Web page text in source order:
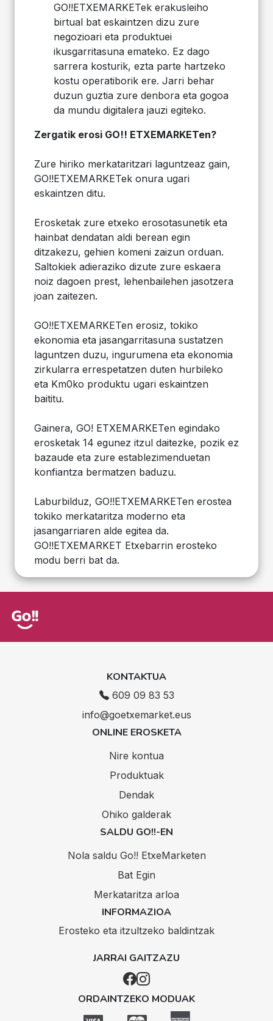
GO!!ETXEMARKETek erakusleiho
birtual bat eskaintzen dizu zure
negozioari eta produktuei
ikusgarritasuna emateko. Ez dago
sarrera kosturik, ezta parte hartzeko
kostu operatiborik ere. Jarri behar
duzun guztia zure denbora eta gogoa
da mundu digitalera jauzi egiteko.
Zergatik erosi GO!! ETXEMARKETen?
Zure hiriko merkataritzari laguntzeaz gain,
GO!!ETXEMARKETek onura ugari
eskaintzen ditu.
Erosketak zure etxeko erosotasunetik eta
hainbat dendatan aldi berean egin
ditzakezu, gehien komeni zaizun orduan.
Saltokiek adieraziko dizute zure eskaera
noiz dagoen prest, lehenbailehen jasotzera
joan zaitezen.
GO!!ETXEMARKETen erosiz, tokiko
ekonomia eta jasangarritasuna sustatzen
laguntzen duzu, ingurumena eta ekonomia
zirkularra errespetatzen duten hurbileko
eta Km0ko produktu ugari eskaintzen
baititu.
Gainera, GO! ETXEMARKETen egindako
erosketak 14 egunez itzul daitezke, pozik ez
bazaude eta zure establezimenduetan
konfiantza bermatzen baduzu.
Laburbilduz, GO!!ETXEMARKETen erostea
tokiko merkataritza moderno eta
jasangarriaren alde egitea da.
GO!!ETXEMARKET Etxebarrin erosteko
modu berri bat da.
KONTAKTUA
609 09 83 53
info@goetxemarket.eus
ONLINE EROSKETA
Nire kontua
Produktuak
Dendak
Ohiko galderak
SALDU GO!!-EN
Nola saldu Go!! EtxeMarketen
Bat Egin
Merkataritza arloa
INFORMAZIOA
Erosteko eta itzultzeko baldintzak
JARRAI GAITZAZU
ORDAINTZEKO MODUAK